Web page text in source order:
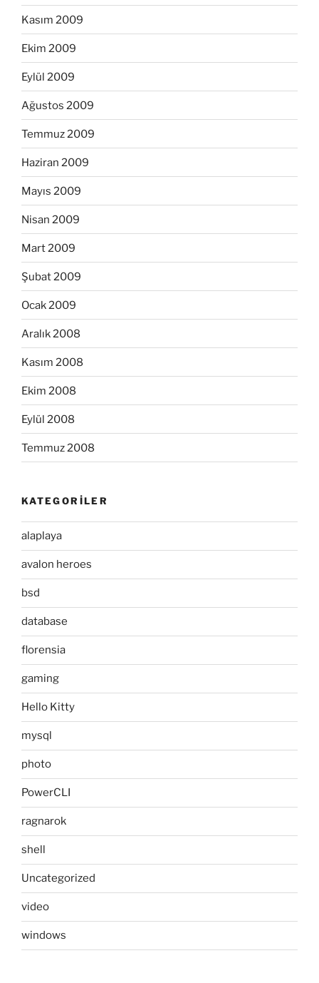
Kasım 2009
Ekim 2009
Eylül 2009
Ağustos 2009
Temmuz 2009
Haziran 2009
Mayıs 2009
Nisan 2009
Mart 2009
Şubat 2009
Ocak 2009
Aralık 2008
Kasım 2008
Ekim 2008
Eylül 2008
Temmuz 2008
KATEGORILER
alaplaya
avalon heroes
bsd
database
florensia
gaming
Hello Kitty
mysql
photo
PowerCLI
ragnarok
shell
Uncategorized
video
windows